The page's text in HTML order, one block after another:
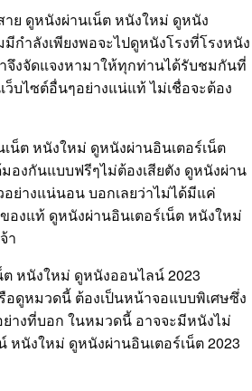
ย ดูหนังผ่านเน็ต หนังใหม่ ดูหนัง
กำลังเพียงพอจะไปดูหนังโรงที่โรงหนัง
จึงจัดแจงหามาให้ทุกท่านได้รับชมกันที่
บไซต์อื่นๆอย่างแน่แท้ ไม่เชื่อจะต้อง
เน็ต หนังใหม่ ดูหนังผ่านอินเตอร์เน็ต
องกันแบบฟรีๆไม่ต้องเสียตัง ดูหนังผ่าน
ย่างแน่นอน บอกเลยว่าไม่ได้มีแค่
องแท้ ดูหนังผ่านอินเตอร์เน็ต หนังใหม่
า
หนังใหม่ ดูหนังออนไลน์ 2023
ดูหมวดนี้ ต้องเป็นหน้าจอแบบพิเศษซึ่ง
ย่างที่บอก ในหมวดนี้ อาจจะมีหนังไม่
นังใหม่ ดูหนังผ่านอินเตอร์เน็ต 2023